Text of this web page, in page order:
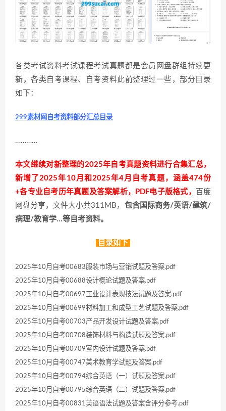
各类考试资料考试课程考试真题都是会员网盘群组持续更
新，各类自考课程、自考资料此前整理过一些，部分目录
如下：
299素材网自考资料部分汇总目录
…………
本文继续对新整理的2025年自考真题资料进行合集汇总，
新增了2025年10月和2025年4月自考真题，涵盖474份
+各专业自考历年真题及答案解析，PDF电子版格式，
百度
网盘分享，文件大小共311MB， 包含国际商务/英语/建筑/
病理/教育学…等自考资料。
目录如下
2025年10月自考00683服装市场与营销试题及答案.pdf
2025年10月自考00688设计概论试题及答案.pdf
2025年10月自考00697工业设计表现技法试题及答案.pdf
2025年10月自考00699材料加工和成型工艺试题及答案.pdf
2025年10月自考00703产品开发设计试题及答案.pdf
2025年10月自考00708装饰材料与构造试题及答案.pdf
2025年10月自考00709室内设计试题及答案.pdf
2025年10月自考00747美术教育学试题及答案.pdf
2025年10月自考00794综合英语（一）试题及答案.pdf
2025年10月自考00795综合英语（二）试题及答案.pdf
2025年10月自考00831英语语法试题及答案含评分参考.pdf